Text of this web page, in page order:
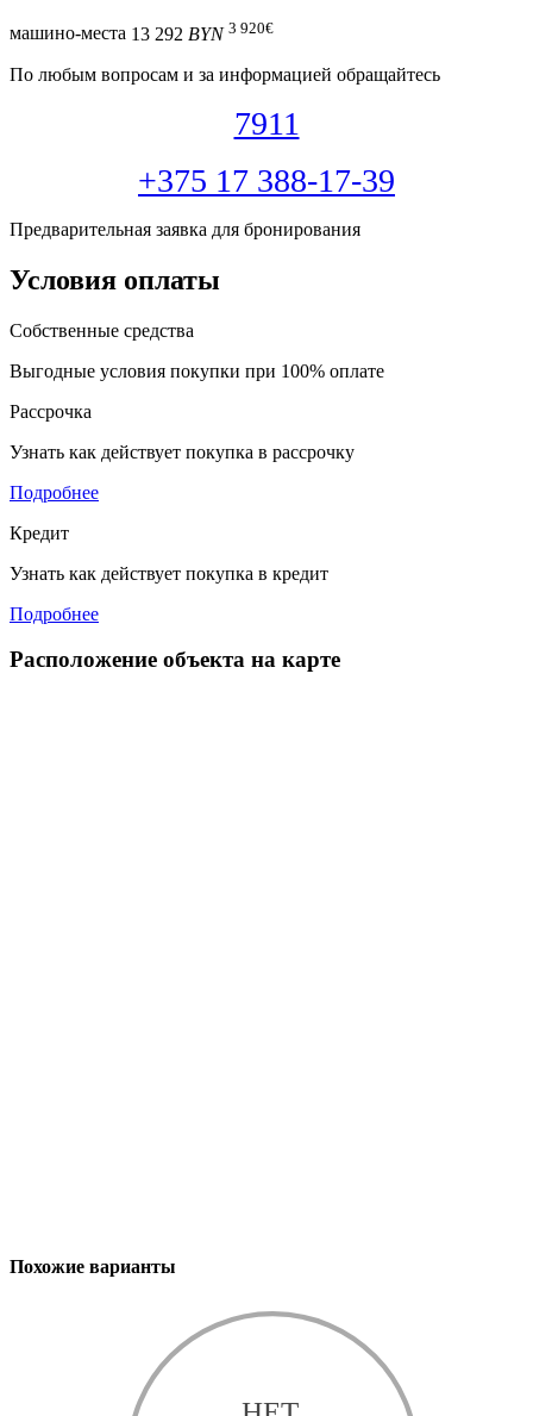
машино-места 13 292 BYN 3 920€
По любым вопросам и за информацией обращайтесь
7911
+375 17 388-17-39
Предварительная заявка для бронирования
Условия оплаты
Собственные средства
Выгодные условия покупки при 100% оплате
Рассрочка
Узнать как действует покупка в рассрочку
Подробнее
Кредит
Узнать как действует покупка в кредит
Подробнее
Расположение объекта на карте
Похожие варианты